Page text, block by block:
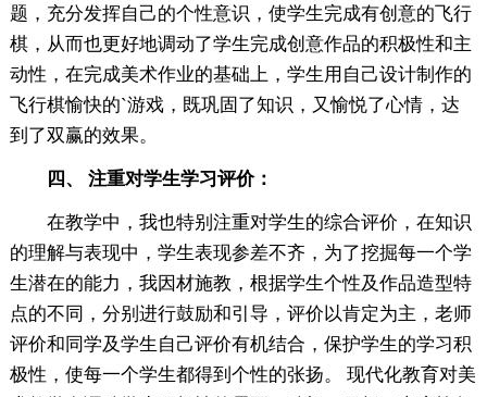
题，充分发挥自己的个性意识，使学生完成有创意的飞行
棋，从而也更好地调动了学生完成创意作品的积极性和主
动性，在完成美术作业的基础上，学生用自己设计制作的
飞行棋愉快的`游戏，既巩固了知识，又愉悦了心情，达
到了双赢的效果。
四、 注重对学生学习评价：
在教学中，我也特别注重对学生的综合评价，在知识
的理解与表现中，学生表现参差不齐，为了挖掘每一个学
生潜在的能力，我因材施教，根据学生个性及作品造型特
点的不同，分别进行鼓励和引导，评价以肯定为主，老师
评价和同学及学生自己评价有机结合，保护学生的学习积
极性，使每一个学生都得到个性的张扬。 现代化教育对美